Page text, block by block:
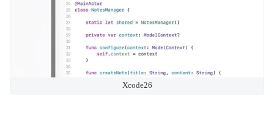
Xcode26